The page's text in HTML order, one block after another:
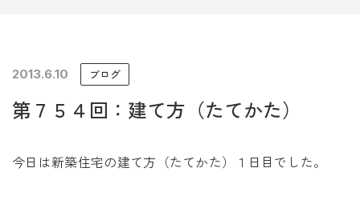
イチケンの家づくり
モデルハウス
2013.6.10 ブログ
第７５４回：建て方（たてかた）
今日は新築住宅の建て方（たてかた）１日目でした。